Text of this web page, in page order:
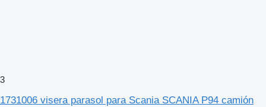
3
1731006 visera parasol para Scania SCANIA P94 camión